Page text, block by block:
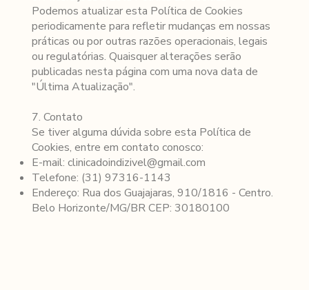
Podemos atualizar esta Política de Cookies
periodicamente para refletir mudanças em nossas
práticas ou por outras razões operacionais, legais
ou regulatórias. Quaisquer alterações serão
publicadas nesta página com uma nova data de
"Última Atualização".
7. Contato
Se tiver alguma dúvida sobre esta Política de
Cookies, entre em contato conosco:
E-mail: clinicadoindizivel@gmail.com
Telefone: (31) 97316-1143
Endereço: Rua dos Guajajaras, 910/1816 - Centro.
Belo Horizonte/MG/BR CEP: 30180100